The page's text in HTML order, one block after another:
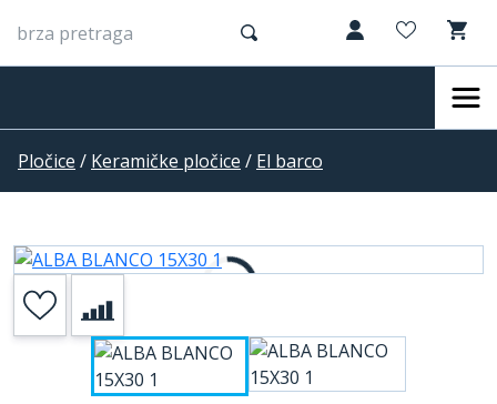
Pločice / Keramičke pločice / El barco